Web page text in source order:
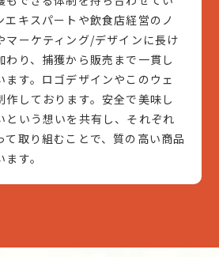
エキスパートや飲食店経営のノ
マーケティング/デザインに長け
わり、捕獲から販売まで一貫し
ます。ロゴデザインやこのウェ
作しております。安全で美味し
という想いを共有し、それぞれ
て取り組むことで、質の高い商品
す。